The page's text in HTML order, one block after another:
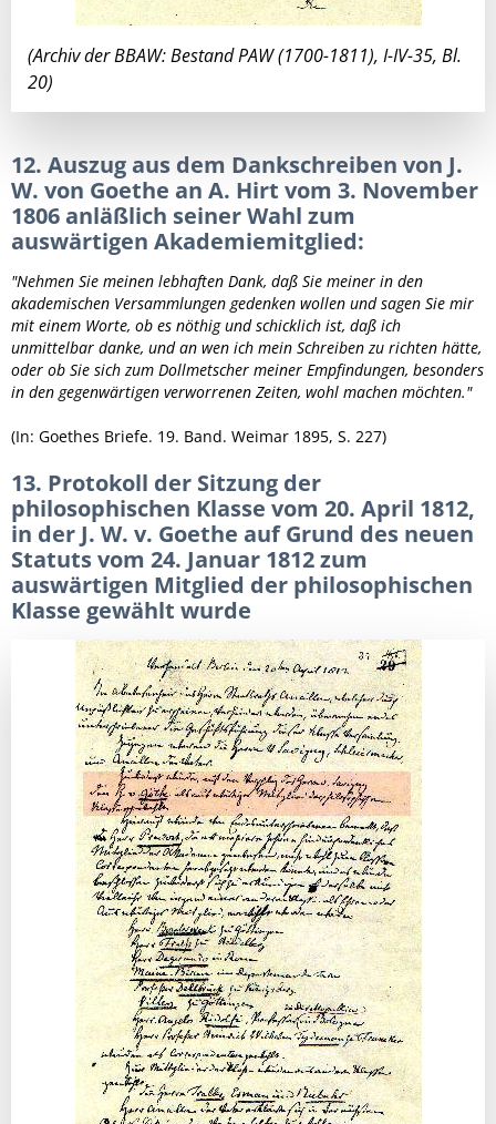
(Archiv der BBAW: Bestand PAW (1700-1811), I-IV-35, Bl.
20)
12. Auszug aus dem Dankschreiben von J.
W. von Goethe an A. Hirt vom 3. November
1806 anläßlich seiner Wahl zum
auswärtigen Akademiemitglied:
"Nehmen Sie meinen lebhaften Dank, daß Sie meiner in den
akademischen Versammlungen gedenken wollen und sagen Sie mir
mit einem Worte, ob es nöthig und schicklich ist, daß ich
unmittelbar danke, und an wen ich mein Schreiben zu richten hätte,
oder ob Sie sich zum Dollmetscher meiner Empfindungen, besonders
in den gegenwärtigen verworrenen Zeiten, wohl machen möchten."
(In: Goethes Briefe. 19. Band. Weimar 1895, S. 227)
13. Protokoll der Sitzung der
philosophischen Klasse vom 20. April 1812,
in der J. W. v. Goethe auf Grund des neuen
Statuts vom 24. Januar 1812 zum
auswärtigen Mitglied der philosophischen
Klasse gewählt wurde